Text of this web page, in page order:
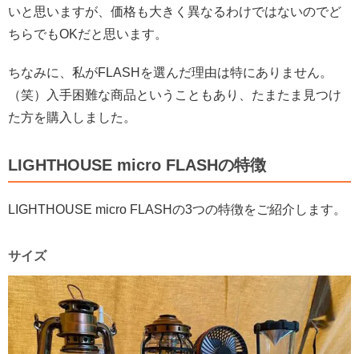
いと思いますが、価格も大きく異なるわけではないのでど
ちらでもOKだと思います。
ちなみに、私がFLASHを選んだ理由は特にありません。
（笑）入手困難な商品ということもあり、たまたま見つけ
た方を購入しました。
LIGHTHOUSE micro FLASHの特徴
LIGHTHOUSE micro FLASHの3つの特徴をご紹介します。
サイズ